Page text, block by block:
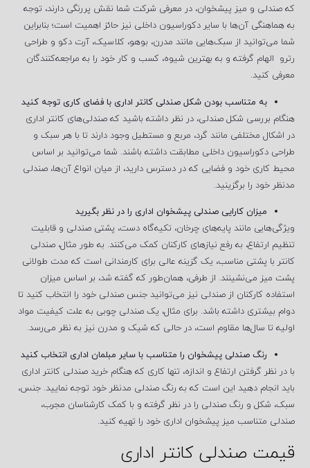
‌که صندلی و میز پیشخوان، در معرفی شرکت شما نقش پررنگی دارند، توجه
به هماهنگی آن‌ها با سایر دکوراسیون داخلی نیز حائز اهمیت است؛ بنابراین
شما می‌توانید از سبک‌هایی مانند مدرن، بوهو، کلاسیک، آرت دکو و طراحی
رترو الهام گرفته و به بهترین شیوه، کسب ‌و کار خود را به مراجعه‌کنندگان
معرفی کنید.
به متناسب بودن شکل صندلی کانتر اداری با فضای کاری توجه کنید
هنگام بررسی شکل صندلی، در نظر داشته باشید که صندلی‌های کانتر اداری
در اشکال مختلفی مانند گرد، مربع و مستطیل وجود دارند تا با هر سبک و
طراحی دکوراسیون داخلی مطابقت داشته باشند. شما می‌توانید بر اساس
محیط کاری خود و فضایی که در دسترس دارید، از میان انواع آن‌ها، صندلی
مدنظر خود را برگزینید.
میزان کارایی صندلی پیشخوان اداری را در نظر بگیرید
ویژگی‌هایی مانند پایه‌های چرخان، تکیه‌گاه دست، پشتی صندلی و قابلیت
تنظیم ارتفاع، به رفع نیازهای کارکنان کمک می‌کنند. به ‌طور مثال، صندلی
کانتر با پشتی مناسب، یک گزینه عالی برای کارمندانی است که مدت طولانی
پشت میز می‌نشینند. از طرفی، همان‌طور که گفته شد، بر اساس میزان
استفاده کارکنان از صندلی نیز می‌توانید جنس صندلی خود را انتخاب کنید تا
دوام بیشتری داشته باشد. برای مثال، یک صندلی چوبی به علت کیفیت مواد
اولیه تا سال‌ها مقاوم است، در حالی ‌که شیک و مدرن نیز به نظر می‌رسد.
رنگ صندلی پیشخوان را متناسب با سایر مبلمان اداری انتخاب کنید
با در نظر گرفتن ارتفاع و اندازه، تنها کاری که هنگام خرید صندلی کانتر اداری
باید انجام دهید این است که به رنگ صندلی مدنظر خود توجه نمایید. جنس،
سبک، شکل و رنگ صندلی را در نظر گرفته و با کمک کارشناسان مجرب،
صندلی متناسب میز پیشخوان اداری خود را تهیه کنید.
قیمت صندلی کانتر اداری